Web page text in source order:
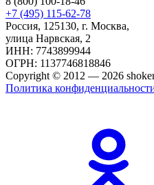
+7 (495) 115-62-78
Россия, 125130, г. Москва,
улица Нарвская, 2
ИНН: 7743899944
ОГРН: 1137746818846
Copyright © 2012 — 2026
Политика